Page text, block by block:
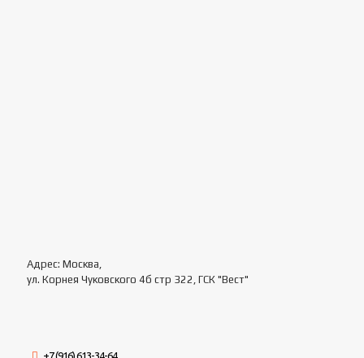
Адрес: Москва,
ул. Корнея Чуковского 4б стр 322, ГСК "Вест"
+7 (916) 613-34-64